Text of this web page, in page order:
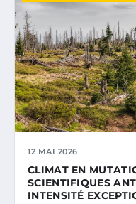
12 MAI 2026
CLIMAT EN
SCIENTIFIQUES
INTENSITÉ